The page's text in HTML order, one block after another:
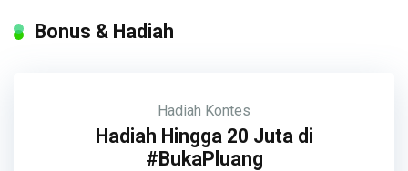
Bonus & Hadiah
Hadiah Kontes
Hadiah Hingga 20 Juta di
#BukaPluang